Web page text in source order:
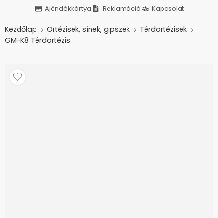
Ajándékkártya Reklamáció Kapcsolat
Kezdőlap Ortézisek, sínek, gipszek
Térdortézisek
GM-K8 Térdortézis